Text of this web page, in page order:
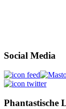
Social Media
Phantastische